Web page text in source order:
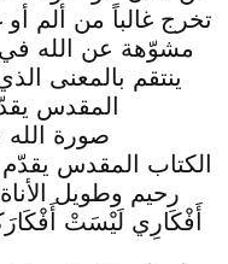
تخرج غالباً من ألم
مشوّهة عن الله في
ينتقم بالمعنى
المقدس
صورة
الكتاب المقدس يقدّم
رحيم وطويل
أَفْكَارِي لَيْسَتْ